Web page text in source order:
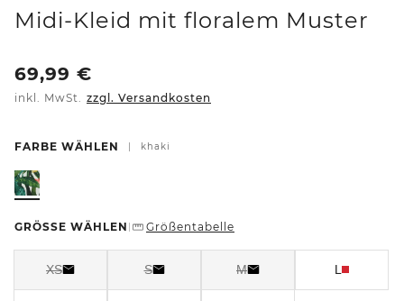
Midi-Kleid mit floralem Muster
69,99 €
inkl. MwSt. zzgl. Versandkosten
FARBE WÄHLEN khaki
GRÖSSE WÄHLEN Größentabelle
XS S M L